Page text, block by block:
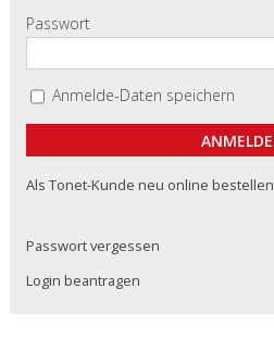
Passwort
Anmelde-Daten speichern
Als Tonet-Kunde neu online bestellen
Passwort vergessen
Login beantragen